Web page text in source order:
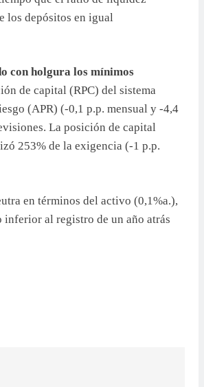
los depósitos en igual
con holgura los mínimos
de capital (RPC) del sistema
(APR) (-0,1 p.p. mensual y -4,4
La posición de capital
253% de la exigencia (-1 p.p.
en términos del activo (0,1%a.),
inferior al registro de un año atrás